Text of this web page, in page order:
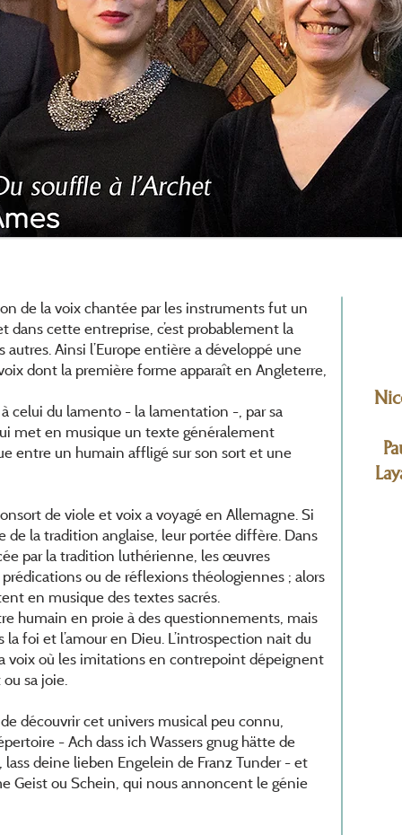
de la voix chantée par les instruments fut un
dans cette entreprise, c’est probablement la
Ainsi l’Europe entière a développé une
dont la première forme apparaît en Angleterre,
celui du lamento - la lamentation -, par sa
met en musique un texte généralement
entre un humain affligé sur son sort et une
de viole et voix a voyagé en Allemagne. Si
de la tradition anglaise, leur portée diffère. Dans
par la tradition luthérienne, les œuvres
ou de réflexions théologiennes ; alors
en musique des textes sacrés.
humain en proie à des questionnements, mais
foi et l’amour en Dieu. L’introspection nait du
voix où les imitations en contrepoint dépeignent
sa joie.
découvrir cet univers musical peu connu,
- Ach dass ich Wassers gnug hätte de
lass deine lieben Engelein de Franz Tunder - et
Geist ou Schein, qui nous annoncent le génie